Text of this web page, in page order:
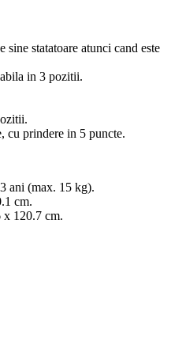
statatoare atunci cand este
in 3 pozitii.
cu prindere in 5 puncte.
ani (max. 15 kg).
cm.
120.7 cm.